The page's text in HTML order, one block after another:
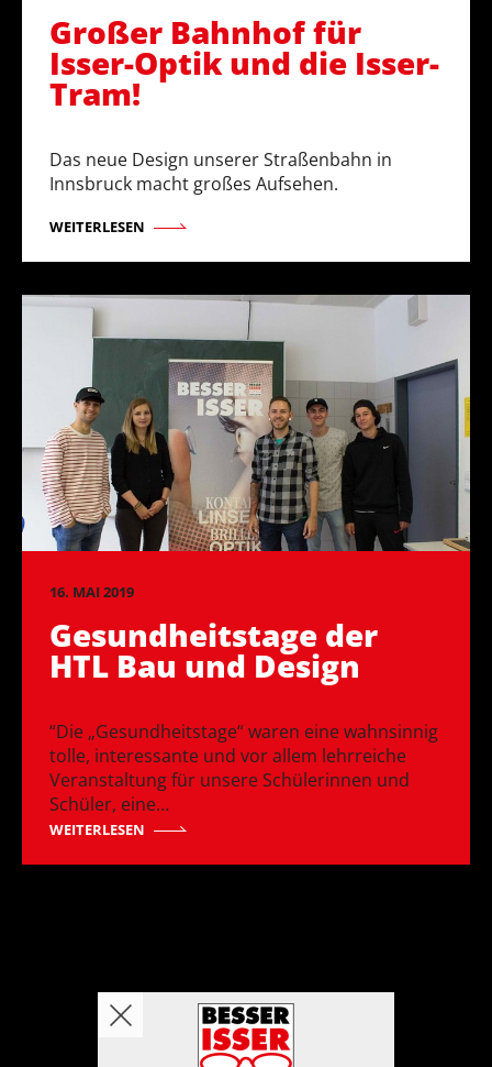
Großer Bahnhof für
Isser-Optik und die Isser-
Tram!
Das neue Design unserer Straßenbahn in
Innsbruck macht großes Aufsehen.
WEITERLESEN
16. MAI 2019
Gesundheitstage der
HTL Bau und Design
“Die „Gesundheitstage“ waren eine wahnsinnig
tolle, interessante und vor allem lehrreiche
Veranstaltung für unsere Schülerinnen und
Schüler, eine…
WEITERLESEN